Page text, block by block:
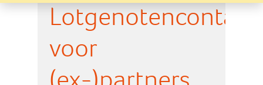
Lotgenotencontact
voor
Vrijwilliger worden